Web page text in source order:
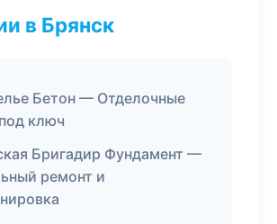
в Брянск
Бетон — Отделочные
ключ
Бригадир Фундамент —
ремонт и